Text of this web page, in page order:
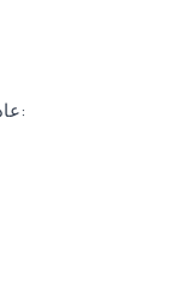
عادةً ما تسير خطة الجولة على النحو التالي: